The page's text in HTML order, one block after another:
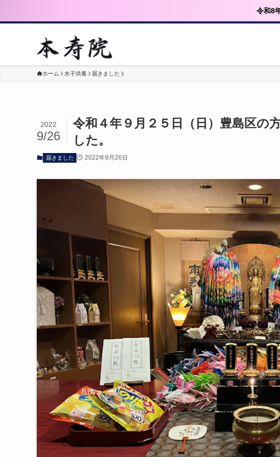
令和8
ホーム 水子供養 届きました
令和４年９月２５日（日）豊島区の
した。
2022
9/26
届きました 2022年9月26日